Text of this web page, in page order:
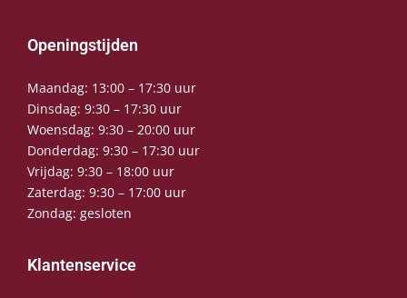
Openingstijden
Maandag: 13:00 – 17:30 uur
Dinsdag: 9:30 – 17:30 uur
Woensdag: 9:30 – 20:00 uur
Donderdag: 9:30 – 17:30 uur
Vrijdag: 9:30 – 18:00 uur
Zaterdag: 9:30 – 17:00 uur
Zondag: gesloten
Klantenservice